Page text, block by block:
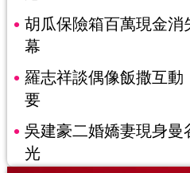
胡瓜保險箱百萬現金
幕
羅志祥談偶像飯撒互
要
吳建豪二婚嬌妻現身曼
光